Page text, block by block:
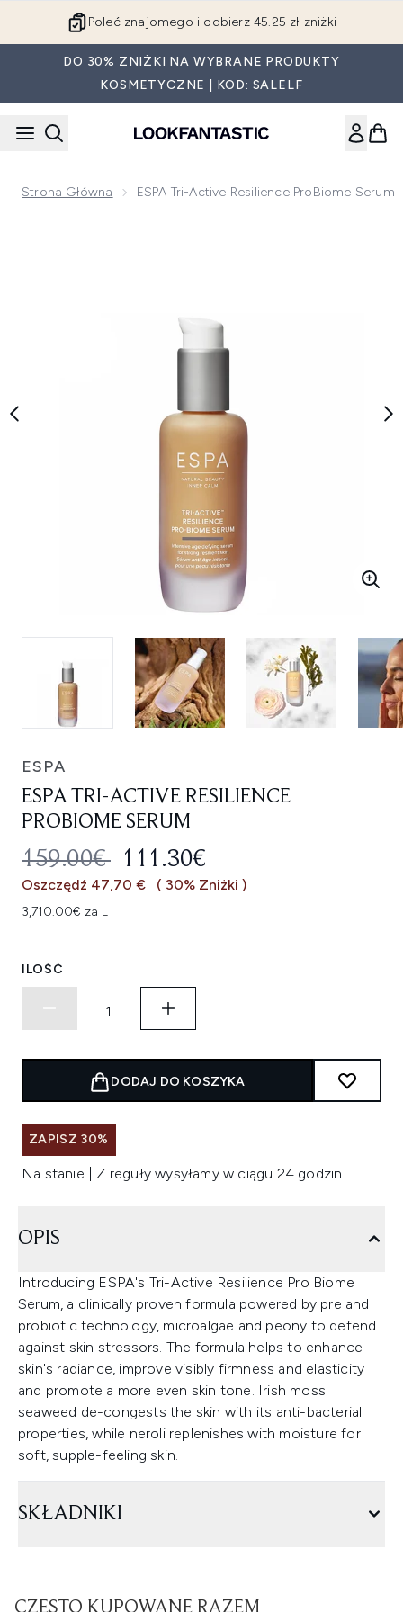
Poleć znajomego i odbierz 45.25 zł zniżki
DO 30% ZNIŻKI NA WYBRANE PRODUKTY
KOSMETYCZNE | KOD: SALELF
Strona Główna ESPA Tri-Active Resilience ProBiome Serum
ESPA
ESPA TRI-ACTIVE RESILIENCE
PROBIOME SERUM
SUGEROWANA CENA
159.00€ AKTUALNA CENA:
111.30€
Oszczędź 47,70 € ( 30% Zniżki )
3,710.00€ za L
ILOŚĆ
DODAJ DO KOSZYKA
ZAPISZ 30%
Na stanie | Z reguły wysyłamy w ciągu 24 godzin
OPIS
Introducing ESPA's Tri-Active Resilience Pro Biome
Serum, a clinically proven formula powered by pre and
probiotic technology, microalgae and peony to defend
against skin stressors. The formula helps to enhance
skin's radiance, improve visibly firmness and elasticity
and promote a more even skin tone. Irish moss
seaweed de-congests the skin with its anti-bacterial
properties, while neroli replenishes with moisture for
soft, supple-feeling skin.
SKŁADNIKI